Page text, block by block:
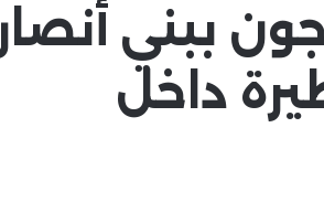
ببني أنصار
داخل